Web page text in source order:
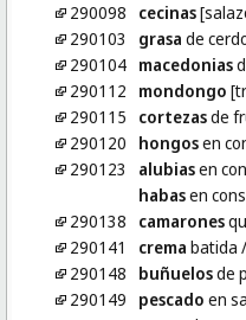
290098
cecinas
290103
grasa de
290104 macedonias
290112
mondongo
290115
cortezasde
290120
hongosen
290123
alubiasen
habasen
290138
camarones
290141
crema batida
290148
buñuelosde
290149
pescado en